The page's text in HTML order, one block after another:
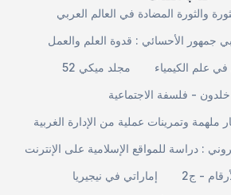
والثورة المضادة في العالم العربي
جمهور الأحسائي : قدوة العلم والعمل
مجلد ميكي 52
علم الكيمياء
- فلسفة الاجتماعية
ملهمة وتمرينات عملية من الإدارة الغربية
: دراسة للمواقع الإسلامية على الإنترنت
إماراتي في نيجيريا
- ج2